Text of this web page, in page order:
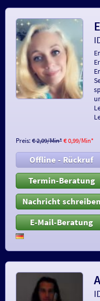
Preis:€ 2,09/Min*€ 0,99/Min*
Offline - Rückruf
Termin-Beratung
Nachricht
E-Mail-Beratung